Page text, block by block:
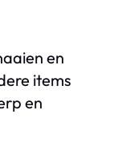
en
items
en